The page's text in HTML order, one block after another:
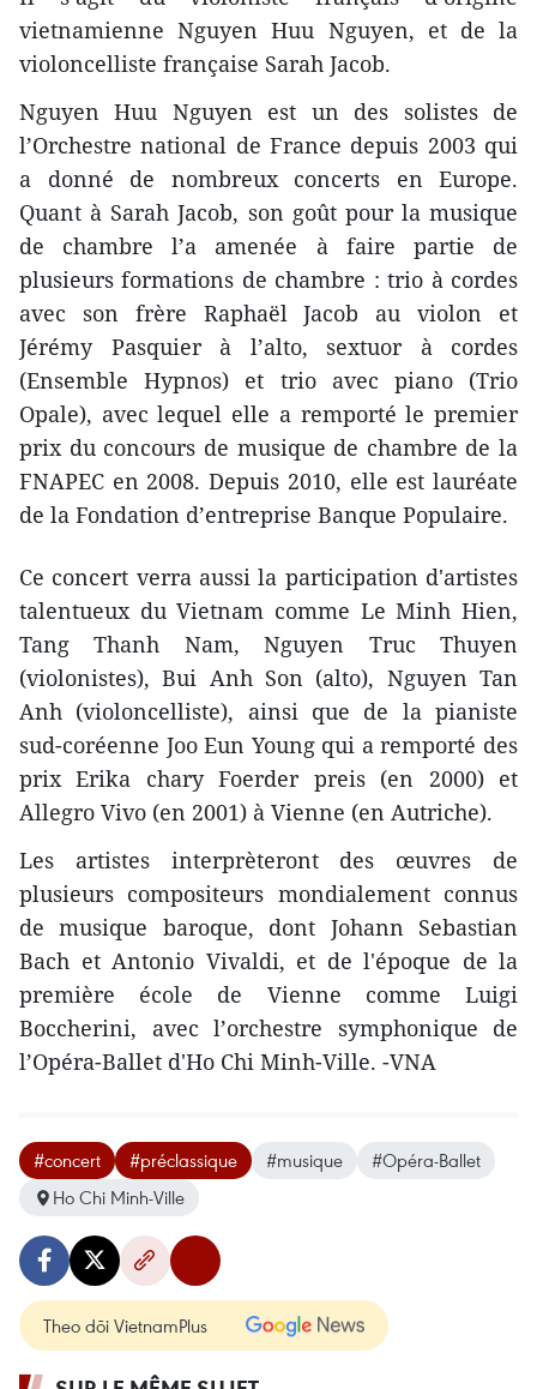
vietnamienne Nguyen Huu Nguyen, et de la
violoncelliste française Sarah Jacob.
Nguyen Huu Nguyen est un des solistes de
l’Orchestre national de France depuis 2003 qui
a donné de nombreux concerts en Europe.
Quant à Sarah Jacob, son goût pour la musique
de chambre l’a amenée à faire partie de
plusieurs formations de chambre : trio à cordes
avec son frère Raphaël Jacob au violon et
Jérémy Pasquier à l’alto, sextuor à cordes
(Ensemble Hypnos) et trio avec piano (Trio
Opale), avec lequel elle a remporté le premier
prix du concours de musique de chambre de la
FNAPEC en 2008. Depuis 2010, elle est lauréate
de la Fondation d’entreprise Banque Populaire.
Ce concert verra aussi la participation d'artistes
talentueux du Vietnam comme Le Minh Hien,
Tang Thanh Nam, Nguyen Truc Thuyen
(violonistes), Bui Anh Son (alto), Nguyen Tan
Anh (violoncelliste), ainsi que de la pianiste
sud-coréenne Joo Eun Young qui a remporté des
prix Erika chary Foerder preis (en 2000) et
Allegro Vivo (en 2001) à Vienne (en Autriche).
Les artistes interprèteront des œuvres de
plusieurs compositeurs mondialement connus
de musique baroque, dont Johann Sebastian
Bach et Antonio Vivaldi, et de l'époque de la
première école de Vienne comme Luigi
Boccherini, avec l’orchestre symphonique de
l’Opéra-Ballet d'Ho Chi Minh-Ville. -VNA
#concert #préclassique #musique
#Opéra-Ballet
Ho Chi Minh-Ville
Theo dõi VietnamPlus